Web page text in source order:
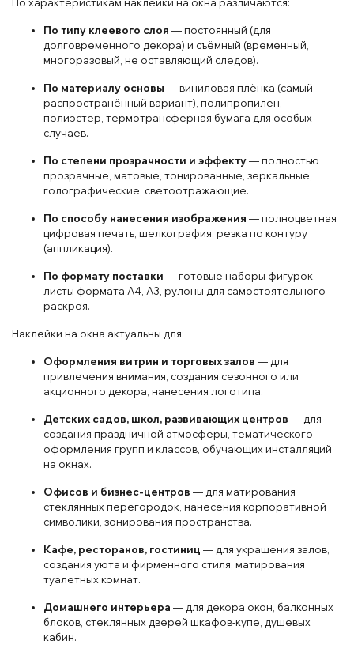
По характеристикам наклейки на окна различаются:
По типу клеевого слоя — постоянный (для
долговременного декора) и съёмный (временный,
многоразовый, не оставляющий следов).
По материалу основы — виниловая плёнка (самый
распространённый вариант), полипропилен,
полиэстер, термотрансферная бумага для особых
случаев.
По степени прозрачности и эффекту— полностью
прозрачные, матовые, тонированные, зеркальные,
голографические, светоотражающие.
По способу нанесения изображения — полноцветная
цифровая печать, шелкография, резка по контуру
(аппликация).
По формату поставки — готовые наборы фигурок,
листы формата А4, А3, рулоны для самостоятельного
раскроя.
Наклейки на окна актуальны для:
Оформления витрин и торговых залов — для
привлечения внимания, создания сезонного или
акционного декора, нанесения логотипа.
Детских садов, школ, развивающих центров — для
создания праздничной атмосферы, тематического
оформления групп и классов, обучающих инсталляций
на окнах.
Офисов и бизнес-центров — для матирования
стеклянных перегородок, нанесения корпоративной
символики, зонирования пространства.
Кафе, ресторанов, гостиниц — для украшения залов,
создания уюта и фирменного стиля, матирования
туалетных комнат.
Домашнего интерьера — для декора окон, балконных
блоков, стеклянных дверей шкафов-купе, душевых
кабин.